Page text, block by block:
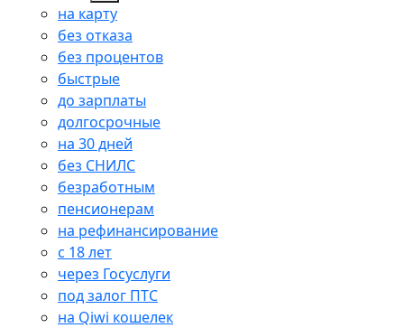
на карту
без отказа
без процентов
быстрые
до зарплаты
долгосрочные
на 30 дней
без СНИЛС
безработным
пенсионерам
на рефинансирование
с 18 лет
через Госуслуги
под залог ПТС
на Qiwi кошелек